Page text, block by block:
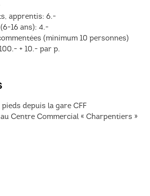
apprentis: 6.-
16 ans): 4.-
(minimum 10 personnes)
+ 10.- par p.
pieds depuis la gare CFF
Centre Commercial « Charpentiers »